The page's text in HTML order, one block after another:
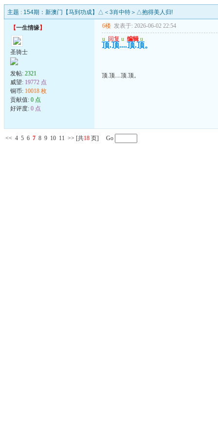
主题 : 154期：新澳门【马到功成】△＜3肖中特＞△抱得美人归!
【一生情缘】
圣骑士
发帖: 2321
威望: 19772 点
铜币: 10018 枚
贡献值: 0 点
好评度: 0 点
6楼 发表于: 2026-06-02 22:54
u 回复 u 编辑 u
顶.顶....顶.顶。
顶.顶....顶.顶。
<< 4 5 6 7 8 9 10 11 >> [共18 页] Go